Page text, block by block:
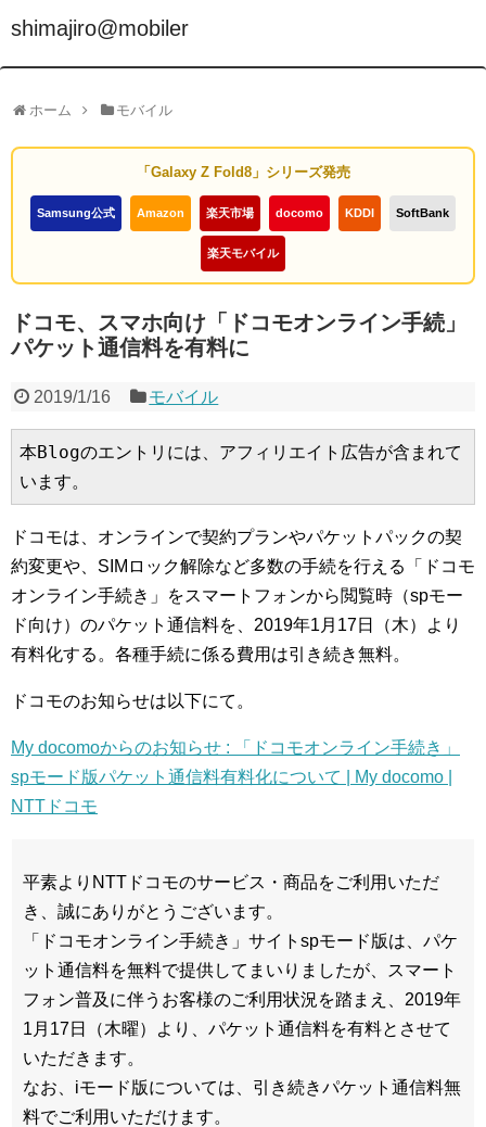
shimajiro@mobiler
ホーム モバイル
「Galaxy Z Fold8」シリーズ発売
Samsung公式 Amazon 楽天市場 docomo KDDI SoftBank
楽天モバイル
ドコモ、スマホ向け「ドコモオンライン手続」
パケット通信料を有料に
2019/1/16 モバイル
本Blogのエントリには、アフィリエイト広告が含まれて
います。
ドコモは、オンラインで契約プランやパケットパックの契
約変更や、SIMロック解除など多数の手続を行える「ドコモ
オンライン手続き」をスマートフォンから閲覧時（spモー
ド向け）のパケット通信料を、2019年1月17日（木）より
有料化する。各種手続に係る費用は引き続き無料。
ドコモのお知らせは以下にて。
My docomoからのお知らせ : 「ドコモオンライン手続き」
spモード版パケット通信料有料化について | My docomo |
NTTドコモ
平素よりNTTドコモのサービス・商品をご利用いただ
き、誠にありがとうございます。
「ドコモオンライン手続き」サイトspモード版は、パケ
ット通信料を無料で提供してまいりましたが、スマート
フォン普及に伴うお客様のご利用状況を踏まえ、2019年
1月17日（木曜）より、パケット通信料を有料とさせて
いただきます。
なお、iモード版については、引き続きパケット通信料無
料でご利用いただけます。